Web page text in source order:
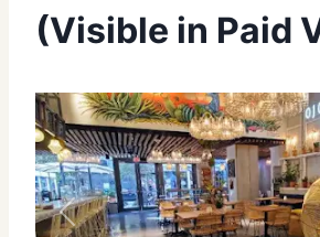
(Visible in Paid
Anterior